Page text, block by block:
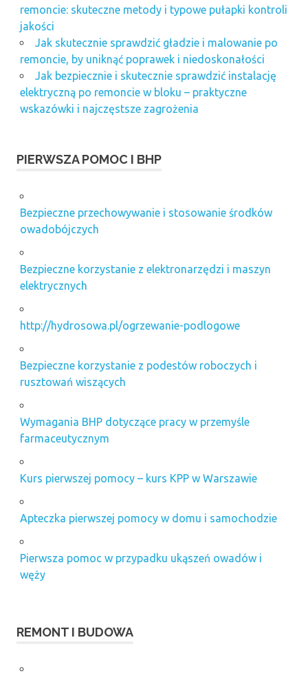
remoncie: skuteczne metody i typowe pułapki kontroli
jakości
Jak skutecznie sprawdzić gładzie i malowanie po
remoncie, by uniknąć poprawek i niedoskonałości
Jak bezpiecznie i skutecznie sprawdzić instalację
elektryczną po remoncie w bloku – praktyczne
wskazówki i najczęstsze zagrożenia
PIERWSZA POMOC I BHP
Bezpieczne przechowywanie i stosowanie środków
owadobójczych
Bezpieczne korzystanie z elektronarzędzi i maszyn
elektrycznych
http://hydrosowa.pl/ogrzewanie-podlogowe
Bezpieczne korzystanie z podestów roboczych i
rusztowań wiszących
Wymagania BHP dotyczące pracy w przemyśle
farmaceutycznym
Kurs pierwszej pomocy – kurs KPP w Warszawie
Apteczka pierwszej pomocy w domu i samochodzie
Pierwsza pomoc w przypadku ukąszeń owadów i
węży
REMONT I BUDOWA